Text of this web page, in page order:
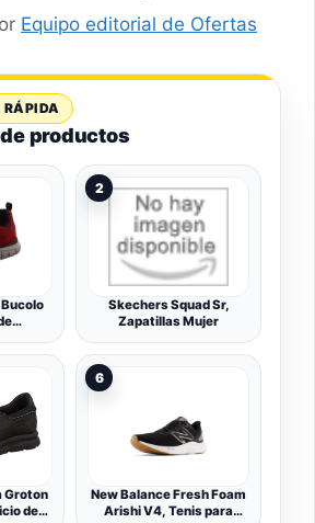
Equipo editorial de Ofertas
productos
2
Skechers Squad Sr,
Zapatillas Mujer
Groton
de
6
New Balance Fresh Foam
Arishi V4, Tenis para